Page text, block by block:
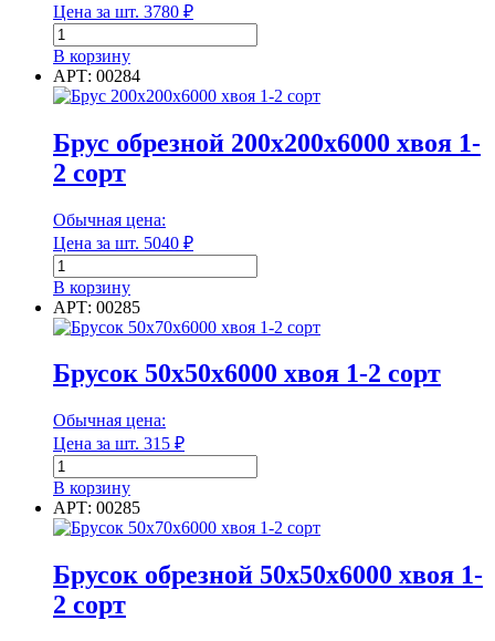
Мин. рабочая температура
Наличие перфорации
Наличие перфорации
Нижняя часть
Нижняя часть
Общая ширина в развороте
Общая ширина в развороте
Основной материал
Цена за шт. 3780 ₽
Количество
товара
Брус
обрезной
150х200х6000
хвоя
1-
2
сорт
В корзину
АРТ: 00284
Брус обрезной 200х200х6000 хвоя 1-
2 сорт
Обычная цена:
Цена за шт. 5040 ₽
Количество
товара
Брус
обрезной
200х200х6000
хвоя
1-
сорт
В корзину
АРТ: 00285
Брусок 50х50х6000 хвоя 1-2 сорт
Обычная цена:
Цена за шт. 315 ₽
Количество
товара
Брусок
50х50х6000
хвоя
1-
2
сорт
В корзину
АРТ: 00285
Брусок обрезной 50х50х6000 хвоя 1-
2 сорт